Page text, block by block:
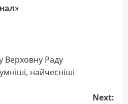
Верховну Раду
найчесніші
Next: